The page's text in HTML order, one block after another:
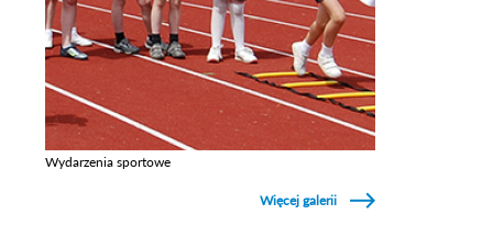
Wydarzenia sportowe
Więcej galerii